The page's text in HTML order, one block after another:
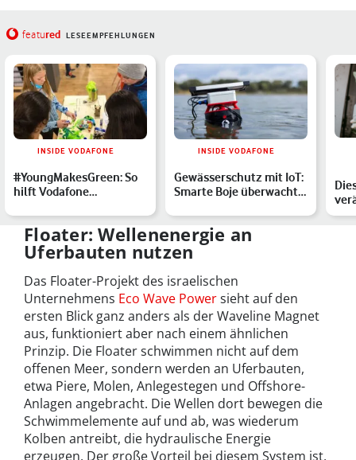
featured LESEEMPFEHLUNGEN
INSIDE VODAFONE
#YoungMakesGreen: So
hilft Vodafone
Lösung…
INSIDE VODAFONE
Gewässerschutz mit IoT:
Smarte Boje überwacht
Floater: Wellenenergie an
Uferbauten nutzen
Das Floater-Projekt des israelischen
Unternehmens Eco Wave Powersieht auf den
ersten Blick ganz anders als der Waveline Magnet
aus, funktioniert aber nach einem ähnlichen
Prinzip. Die Floater schwimmen nicht auf dem
offenen Meer, sondern werden an Uferbauten,
etwa Piere, Molen, Anlegestegen und Offshore-
Anlagen angebracht. Die Wellen dort bewegen die
Schwimmelemente auf und ab, was wiederum
Kolben antreibt, die hydraulische Energie
erzeugen. Der große Vorteil bei diesem System ist,